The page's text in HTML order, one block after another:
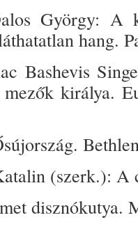
György: A
hang.
Bashevis
királya.
(szerk.): A
disznókutya.